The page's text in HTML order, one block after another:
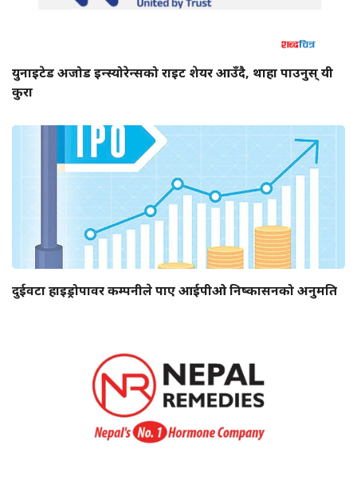
युनाइटेड अजोड इन्स्योरेन्सको राइट शेयर आउँदै, थाहा पाउनुस् यी
कुरा
दुईवटा हाइड्रोपावर कम्पनीले पाए आईपीओ निष्कासनको अनुमति